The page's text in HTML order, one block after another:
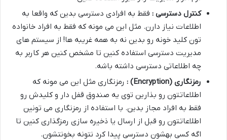
کنترل دسترسی : فقط به افرادی دسترسی بدین که واقعا به
اطلاعات نیاز دارن. مثل این می مونه که فقط به افراد خانواده
تون کلید خونه رو بدین نه به همه غریبه ها! از سیستم های
مدیریت دسترسی استفاده کنین تا مشخص کنین هر کاربر به
چه اطلاعاتی دسترسی داشته باشه.
رمزنگاری (Encryption)
: رمزنگاری مثل این می مونه که
اطلاعاتتون رو بذارین توی یه صندوق قفل دار و کلیدش رو
فقط به افراد مجاز بدین. با استفاده از رمزنگاری می تونین
اطلاعاتتون رو قبل از ارسال یا ذخیره سازی رمزگذاری کنین تا
اگه کسی بهشون دسترسی پیدا کرد نتونه بخونتشون.